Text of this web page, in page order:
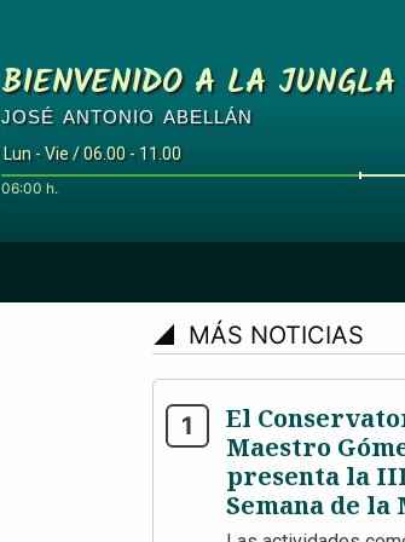
BIENVENIDO A LA JUNGLA
JOSÉ ANTONIO ABELLÁN
Lun - Vie / 06.00 - 11.00
06:00 h.
signal_cellular_4_bar MÁS NOTICIAS
El
Maestro
presenta la
Semana de la